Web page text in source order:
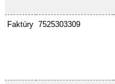
Faktúry 7525303309